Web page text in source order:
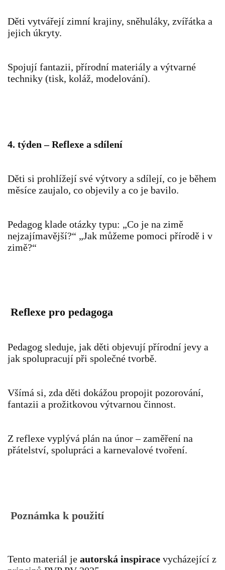
POLYTECHNICKÉ ČINNOSTI
MOTIVAČNÍ CITÁTY PRO UČITELE
POZITIVNÍ AFIRMACE PRO DĚTI
PSYCHOHYGIENA PRO UČITELKY
DĚTSKÝ VZTEK
SPORTÍK - DĚTI V POHYBU
STOP ŠIKANĚ ANEB ŠIKANA BOLÍ
SADA EMOČNÍCH HER PRO DĚTI 3 - 4 ROKY
MOJE TVORBA POHÁDEK PRO DĚTI
Děti vytvářejí zimní krajiny, sněhuláky, zvířátka a
jejich úkryty.
Spojují fantazii, přírodní materiály a výtvarné
techniky (tisk, koláž, modelování).
4. týden – Reflexe a sdílení
Děti si prohlížejí své výtvory a sdílejí, co je během
měsíce zaujalo, co objevily a co je bavilo.
Pedagog klade otázky typu: „Co je na zimě
nejzajímavější?“ „Jak můžeme pomoci přírodě i v
zimě?“
Reflexe pro pedagoga
Pedagog sleduje, jak děti objevují přírodní jevy a
jak spolupracují při společné tvorbě.
Všímá si, zda děti dokážou propojit pozorování,
fantazii a prožitkovou výtvarnou činnost.
Z reflexe vyplývá plán na únor – zaměření na
přátelství, spolupráci a karnevalové tvoření.
Poznámka k použití
Tento materiál je autorská inspirace vycházející z